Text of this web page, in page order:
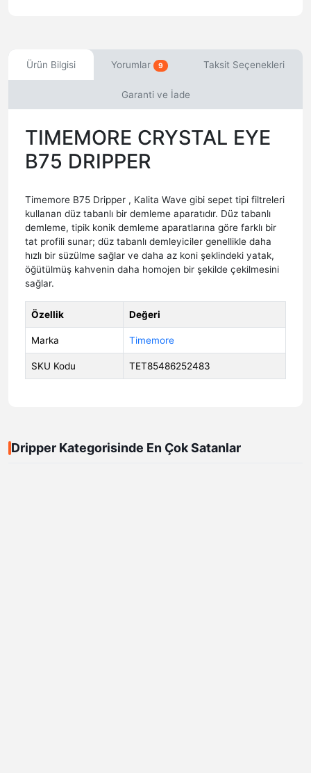
Ürün Bilgisi Yorumlar 9 Taksit Seçenekleri
Garanti ve İade
TIMEMORE CRYSTAL EYE
B75 DRIPPER
Timemore B75 Dripper , Kalita Wave gibi sepet tipi filtreleri
kullanan düz tabanlı bir demleme aparatıdır. Düz tabanlı
demleme, tipik konik demleme aparatlarına göre farklı bir
tat profili sunar; düz tabanlı demleyiciler genellikle daha
hızlı bir süzülme sağlar ve daha az koni şeklindeki yatak,
öğütülmüş kahvenin daha homojen bir şekilde çekilmesini
sağlar.
Özellik Değeri
Marka Timemore
SKU Kodu TET85486252483
Dripper Kategorisinde En Çok Satanlar